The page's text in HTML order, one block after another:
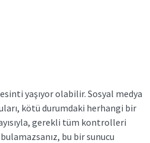
yaşıyor olabilir. Sosyal medya
kötü durumdaki herhangi bir
gerekli tüm kontrolleri
bu bir sunucu